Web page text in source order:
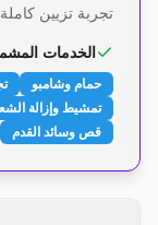
تجربة تزيين
الخدمات
حمام وشامبو
تمشيط وإزالة
قص وسائد القدم